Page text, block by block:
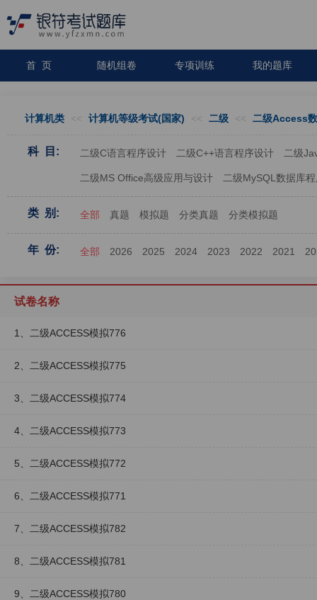
首 页 随机组卷 专项训练 我的题库
计算机类 << 计算机等级考试(国家) << 二级 << 二级Access
科 目: 二级C语言程序设计 二级C++语言程序设计 二级
二级MS Office高级应用与设计 二级MySQL数据库
类 别: 全部 真题 模拟题 分类真题 分类模拟题
年 份: 全部 2026 2025 2024 2023 2022 2021
试卷名称
1、二级ACCESS模拟776
2、二级ACCESS模拟775
3、二级ACCESS模拟774
4、二级ACCESS模拟773
5、二级ACCESS模拟772
6、二级ACCESS模拟771
7、二级ACCESS模拟782
8、二级ACCESS模拟781
9、二级ACCESS模拟780